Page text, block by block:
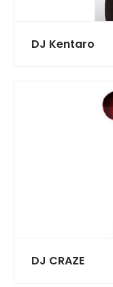
DJ Kentaro
DJ CRAZE